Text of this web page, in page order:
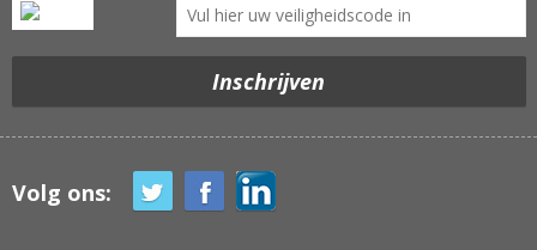
Volg ons: